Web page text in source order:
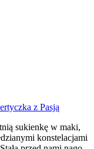
z Pasją
sukienkę w maki,
konstelacjami